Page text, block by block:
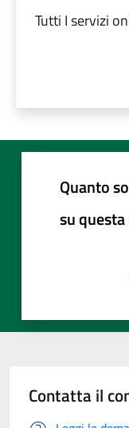
Tutti I servizi
Quanto
su
Contatta il